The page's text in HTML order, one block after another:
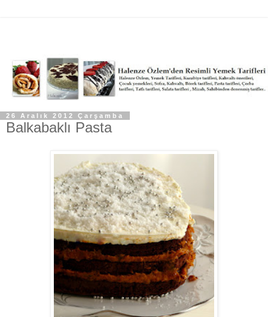
26 Aralık 2012 Çarşamba
Balkabaklı Pasta